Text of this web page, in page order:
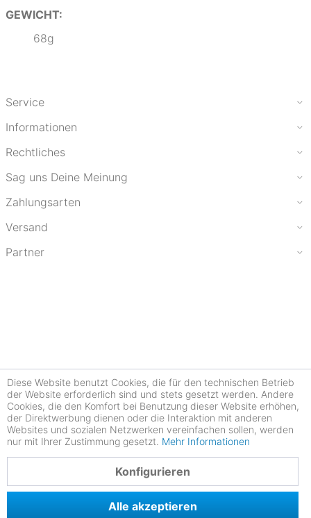
GEWICHT:
68g
Service
Informationen
Rechtliches
Sag uns Deine Meinung
Zahlungsarten
Versand
Partner
Diese Website benutzt Cookies, die für den technischen Betrieb
der Website erforderlich sind und stets gesetzt werden. Andere
Cookies, die den Komfort bei Benutzung dieser Website erhöhen,
der Direktwerbung dienen oder die Interaktion mit anderen
Websites und sozialen Netzwerken vereinfachen sollen, werden
nur mit Ihrer Zustimmung gesetzt. Mehr Informationen
Konfigurieren
Alle akzeptieren